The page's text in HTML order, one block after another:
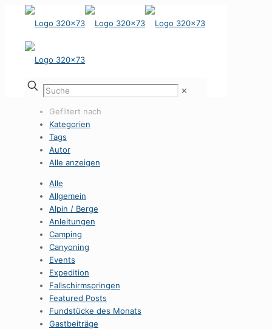
✕
Gefiltert nach
Kategorien
Tags
Autor
Alle anzeigen
Alle
Allgemein
Alpin / Berge
Anleitungen
Camping
Canyoning
Events
Expedition
Fallschirmspringen
Featured Posts
Fundstücke des Monats
Gastbeiträge